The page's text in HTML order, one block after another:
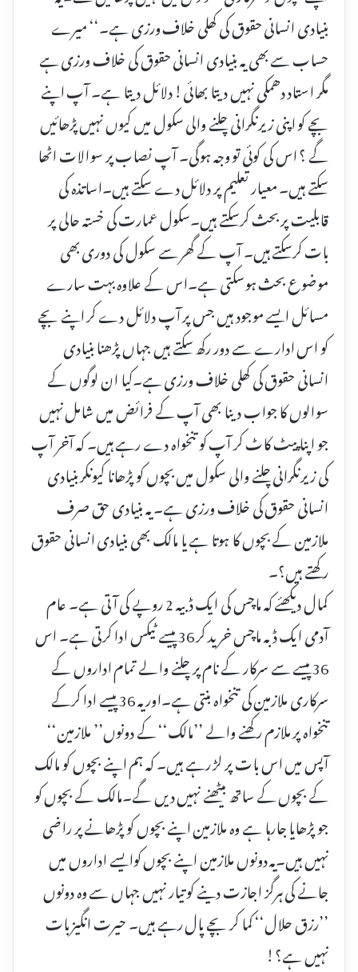
بنیادی انسانی حقوق کی کھلی خلاف ورزی ہے۔‘‘ میرے
حساب سے بھی یہ بنیادی انسانی حقوق کی خلاف ورزی ہے
مگر استاد دھمکی نہیں دیتا بھائی! دلائل دیتا ہے۔ آپ اپنے
بچے کو اپنی زیرنگرانی چلنے والی سکول میں کیوں نہیں پڑھائیں
گے ؟ اس کی کوئی تو وجہ ہوگی۔ آپ نصاب پر سوالات اٹھا
سکتے ہیں۔ معیار تعلیم پر دلائل دے سکتے ہیں۔اساتذہ کی
قابلیت پر بحث کرسکتے ہیں۔سکول عمارت کی خستہ حالی پر
بات کرسکتے ہیں۔ آپ کے گھر سے سکول کی دوری بھی
موضوع بحث ہوسکتی ہے۔اس کے علاوہ بہت سارے
مسائل ایسے موجود ہیں جس پر آپ دلائل دے کر اپنے بچے
کو اس ادارے سے دور رکھ سکتے ہیں جہاں پڑھنا بنیادی
انسانی حقوق کی کھلی خلاف ورزی ہے۔کیا ان لوگوں کے
سوالوں کا جواب دینا بھی آپ کے فرائض میں شامل نہیں
جو اپنا پیٹ کاٹ کر آپ کو تنخواہ دے رہے ہیں۔ کہ آخر آپ
کی زیرنگرانی چلنے والی سکول میں بچوں کو پڑھانا کیونکر بنیادی
انسانی حقوق کی خلاف ورزی ہے۔ یہ بنیادی حق صرف
ملازمین کے بچوں کا ہوتا ہے یا مالک بھی بنیادی انسانی حقوق
رکھتے ہیں؟۔
کمال دیکھئے کہ ماچس کی ایک ڈبیہ 2 روپے کی آتی ہے۔ عام
آدمی ایک ڈبہ ماچس خرید کر 36 پیسے ٹیکس ادا کرتی ہے۔ اس
36 پیسے سے سرکار کے نام پر چلنے والے تمام اداروں کے
سرکاری ملازمین کی تنخواہ بنتی ہے۔اور یہ 36 پیسے ادا کرکے
تنخواہ پر ملازم رکھنے والے ’’مالک‘‘ کے دونوں’’ ملازمین‘‘
آپس میں اس بات پر لڑ رہے ہیں۔ کہ ہم اپنے بچوں کو مالک
کے بچوں کے ساتھ بیٹھنے نہیں دیں گے۔مالک کے بچوں کو
جو پڑھایا جارہا ہے وہ ملازمین اپنے بچوں کو پڑھانے پر راضی
نہیں ہیں۔یہ دونوں ملازمین اپنے بچوں کوایسے اداروں میں
جانے کی ہرگز اجازت دینے کو تیار نہیں جہاں سے وہ دونوں
’’رزق حلال‘‘ کما کر بچے پال رہے ہیں۔ حیرت انگیز بات
نہیں ہے؟!